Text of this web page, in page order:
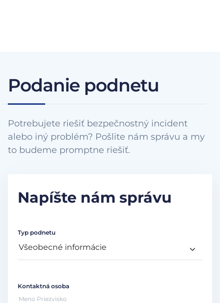
Podanie podnetu
Potrebujete riešiť bezpečnostný incident
alebo iný problém? Pošlite nám správu a my
to budeme promptne riešiť.
Napíšte nám správu
Typ podnetu
Kontaktná osoba